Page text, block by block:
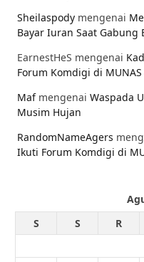
Sheilaspody mengenai
Bayar Iuran Saat Gabung
EarnestHeS mengenai
Forum Komdigi di MUNAS
Mafmengenai Waspada
Musim Hujan
RandomNameAgers
Ikuti Forum Komdigi di
S
S R